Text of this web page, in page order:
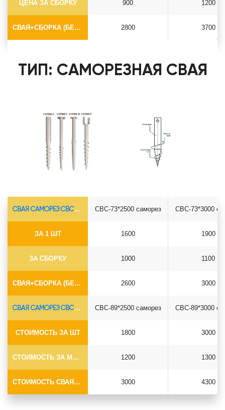
ЦЕНА ЗА СБОРКУ
СВАЯ+СБОРКА (БЕЗ ОГОЛОВКА)
900
2800
1200
3700
ТИП: САМОРЕЗНАЯ СВАЯ
СВАЯ САМОРЕЗ СВС-Ø73*5.5
ЗА 1 ШТ
ЗА СБОРКУ
СВАЯ+СБОРКА (БЕЗ ОГОЛОВКА)
СВС-73*2500 саморез
1600
1000
2600
СВС-73*3000
1900
1100
3000
СВАЯ САМОРЕЗ СВС-Ø89*6.5
СТОИМОСТЬ ЗА ШТ
СТОИМОСТЬ ЗА МОНТАЖ
СТОИМОСТЬ СВАЯ+МОНТАЖ (БЕЗ ОГОЛОВКА)
СВС-89*2500 саморез
1800
1200
3000
СВС-89*3000
3000
1300
4300